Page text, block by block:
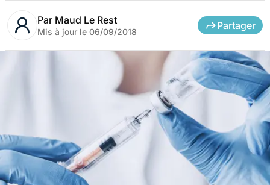
Par Maud Le Rest
Mis à jour le 06/09/2018
Partager